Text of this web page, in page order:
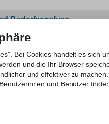
Bedarfsanalyse
NRW: Kinder psychisch
Bei Cookies handelt es sich
und die Ihr Browser
und effektiver zu machen.
und Benutzer